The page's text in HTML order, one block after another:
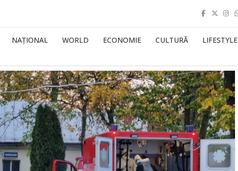
NAȚIONAL WORLD ECONOMIE CULTURĂ LIFESTYLE